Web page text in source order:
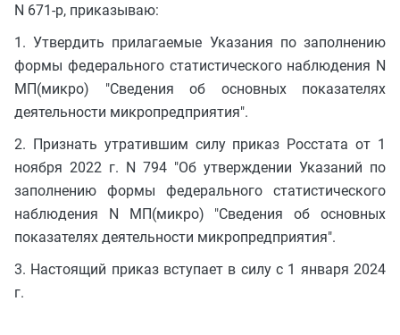
N 671-р, приказываю:
1. Утвердить прилагаемые Указания по заполнению
формы федерального статистического наблюдения N
МП(микро) "Сведения об основных показателях
деятельности микропредприятия".
2. Признать утратившим силу приказ Росстата от 1
ноября 2022 г. N 794 "Об утверждении Указаний по
заполнению формы федерального статистического
наблюдения N МП(микро) "Сведения об основных
показателях деятельности микропредприятия".
3. Настоящий приказ вступает в силу с 1 января 2024
г.